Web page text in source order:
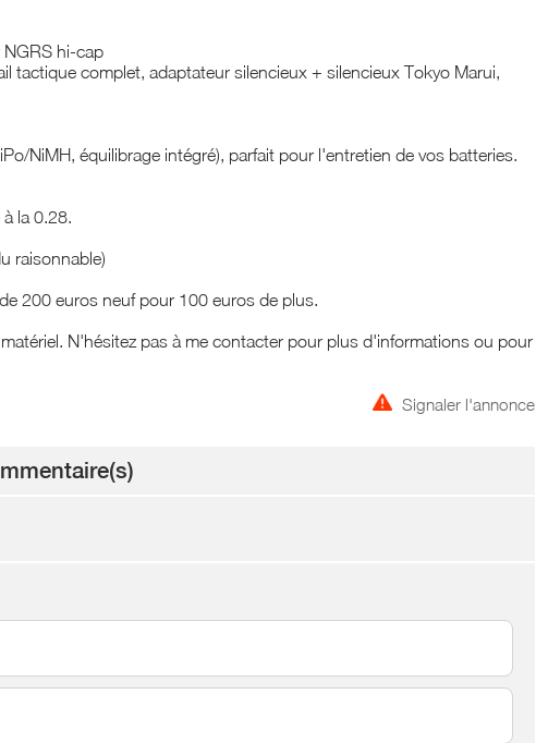
hi-cap
tactique complet, adaptateur silencieux + silencieux Tokyo Marui,
NiMH, équilibrage intégré), parfait pour l'entretien de vos batteries.
la 0.28.
raisonnable)
200 euros neuf pour 100 euros de plus.
N'hésitez pas à me contacter pour plus d'informations ou pour
Signaler l'annonce